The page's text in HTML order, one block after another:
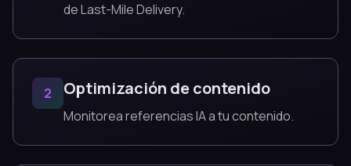
de Last-Mile Delivery.
2 Optimización de contenido
Monitorea referencias IA a tu contenido.